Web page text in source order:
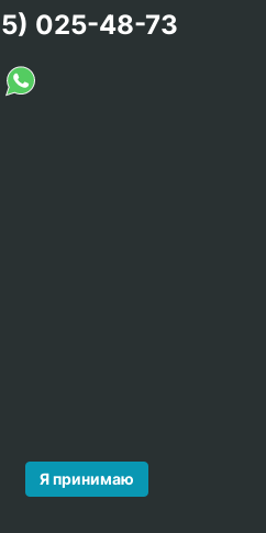
025-48-73
Я принимаю